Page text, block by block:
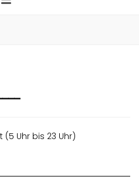
Uhr bis 23 Uhr)